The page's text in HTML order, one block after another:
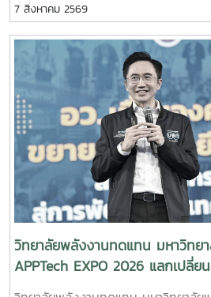
มหาวิทยาลัยแม่โจ้ ให้การต้อนรับคณะครู
ตากพิทยาคม จังหวัดตาก ในโอกาสเข้
ทางการศึกษาต่อระดับอุดมศึกษา พร้อ
การสอนและห้องปฏิบัติการของวิทยาลั
แรงบันดาลใจ และส่งเสริมการวางแผ
ทดแทนและนวัตกรรมพลังงานในการ
บุคลากรของวิทยาลัยพลังงานทดแทน
พร้อมแนะนำข้อมูลเกี่ยวกับหลักสูตร ก
การฝึกปฏิบัติในห้องปฏิบัติการ การเรีย
นวัตกรรม ตลอดจนแนวโน้มและโอกา
พลังงานทดแทน ซึ่งเป็นหนึ่งในอุตสาห
อนาคต คณะครูและนักเรียนยังได้
และศูนย์การเรียนรู้ด้านพลังงานของวิ
บรรยากาศการเรียนรู้จากสถานที่จริงแล
ความรู้ด้านวิศวกรรมพลังงานและเทคโ
7 สิงหาคม 2569
วิทยาลัยพลังงานทดแทน มหาวิทยา
APPTech EXPO 2026 แลกเปลี่ย
เทคโนโลยีที่เหมาะสม ขับเคลื่อนก